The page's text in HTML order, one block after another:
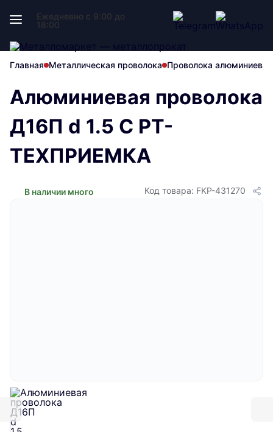
Ежедневно с 9:00 до
18:00
Главная Металлическая проволока Проволока алюминиевая
Алюминиевая проволока
Д16П d 1.5 С РТ-
ТЕХПРИЕМКА
В наличии много Код товара: FKP-431270